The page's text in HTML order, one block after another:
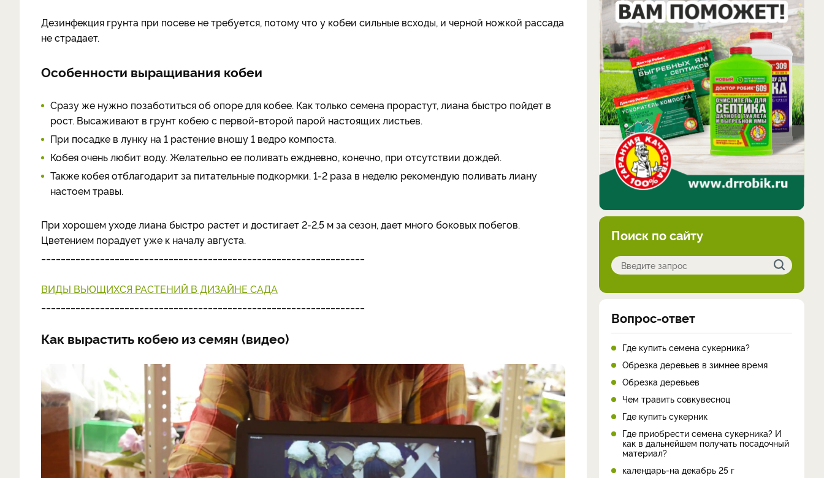
Дезинфекция грунта при посеве не требуется, потому что у кобеи сильные всходы, и черной ножкой рассада
не страдает.
Особенности выращивания кобеи
Сразу же нужно позаботиться об опоре для кобее. Как только семена прорастут, лиана быстро пойдет в
рост. Высаживают в грунт кобею с первой-второй парой настоящих листьев.
При посадке в лунку на 1 растение вношу 1 ведро компоста.
Кобея очень любит воду. Желательно ее поливать еждневно, конечно, при отсутствии дождей.
Также кобея отблагодарит за питательные подкормки. 1-2 раза в неделю рекомендую поливать лиану
настоем травы.
При хорошем уходе лиана быстро растет и достигает 2-2,5 м за сезон, дает много боковых побегов.
Цветением порадует уже к началу августа.
ВИДЫ ВЬЮЩИХСЯ РАСТЕНИЙ В ДИЗАЙНЕ САДА
Как вырастить кобею из семян (видео)
Поиск по сайту
Вопрос-ответ
Где купить семена сукерника?
Обрезка деревьев в зимнее время
Обрезка деревьев
Чем травить совкувесноц
Где купить сукерник
Где приобрести семена сукерника? И
как в дальнейшем получать посадочный
материал?
календарь-на декабрь 25 г